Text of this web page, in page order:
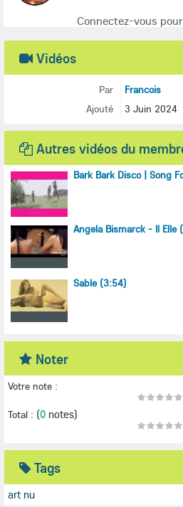
Connectez-vous
Vidéos
Par
Francois
Ajouté
3 Juin 2024
Autres vidéos du
Bark Bark Disco | Song
Angela Bismarck - Il Elle
Sable (3:54)
Noter
Votre note :
Total : (0 notes)
Tags
art nu